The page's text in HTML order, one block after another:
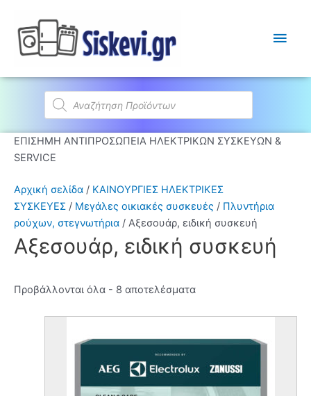
Products
search
Αρχική σελίδα / ΚΑΙΝΟΥΡΓΙΕΣ ΗΛΕΚΤΡΙΚΕΣ
ΣΥΣΚΕΥΕΣ / Μεγάλες οικιακές συσκευές / Πλυντήρια
ρούχων, στεγνωτήρια / Αξεσουάρ, ειδική συσκευή
Αξεσουάρ, ειδική συσκευή
Προβάλλονται όλα - 8 αποτελέσματα
ΕΠΙΣΗΜΗ ΑΝΤΙΠΡΟΣΩΠΕΙΑ ΗΛΕΚΤΡΙΚΩΝ ΣΥΣΚΕΥΩΝ &
SERVICE